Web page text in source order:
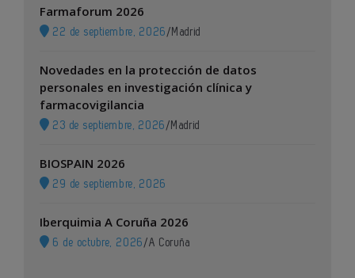
Farmaforum 2026
22 de septiembre, 2026 / Madrid
Novedades en la protección de datos
personales en investigación clínica y
farmacovigilancia
23 de septiembre, 2026 / Madrid
BIOSPAIN 2026
29 de septiembre, 2026
Iberquimia A Coruña 2026
6 de octubre, 2026 /A Coruña